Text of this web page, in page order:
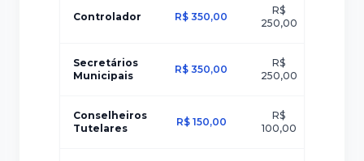
Controlador R$ 350,00
R$
250,00
Secretários
Municipais
R$ 350,00
R$
250,00
Conselheiros
Tutelares
R$ 150,00
R$
100,00